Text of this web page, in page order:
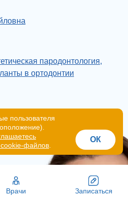
пародонтология,
в ортодонтии
Врачи Записаться
пользователя
файлов
ОК